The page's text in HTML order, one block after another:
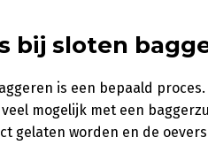
bij sloten
is een bepaald
mogelijk met een
gelaten worden en de